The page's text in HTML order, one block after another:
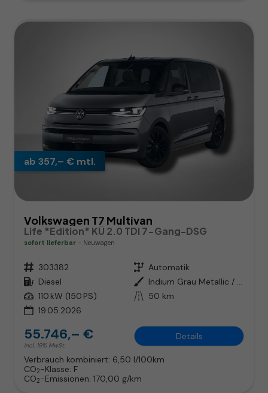
ab 357,– € mtl.
Volkswagen T7 Multivan
Life "Edition" KÜ 2.0 TDI 7-Gang-DSG
sofort lieferbar Neuwagen
Fahrzeugnr. 303382 Getriebe Automatik
Kraftstoff Diesel Außenfarbe
Indium Grau Metallic / Dach Schwarz
Leistung 110 kW (150 PS) Kilometerstand 50 km
19.05.2026
55.746,– €
incl. 19% MwSt.
Details
Verbrauch kombiniert: 6,50 l/100km
CO2-Klasse: F
CO2-Emissionen: 170,00 g/km